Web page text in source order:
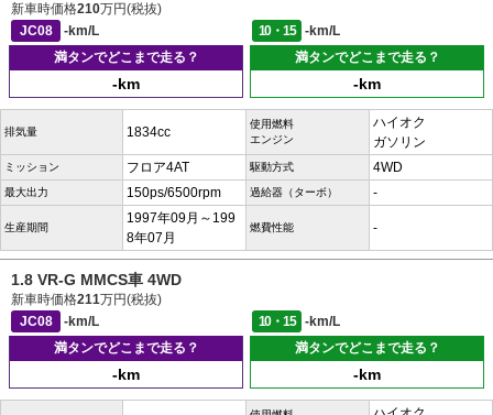
新車時価格210万円(税抜)
JC08
-km/L 10・15
-km/L
満タンでどこまで走る？
-km
満タンでどこまで走る？
-km
排気量 1834cc
使用燃料
エンジン
ハイオク
ガソリン
ミッション フロア4AT 駆動方式 4WD
最大出力 150ps/6500rpm 過給器（ターボ） -
生産期間
1997年09月～199
8年07月
燃費性能 -
1.8 VR-G MMCS車 4WD
新車時価格211万円(税抜)
JC08
-km/L 10・15
-km/L
満タンでどこまで走る？
-km
満タンでどこまで走る？
-km